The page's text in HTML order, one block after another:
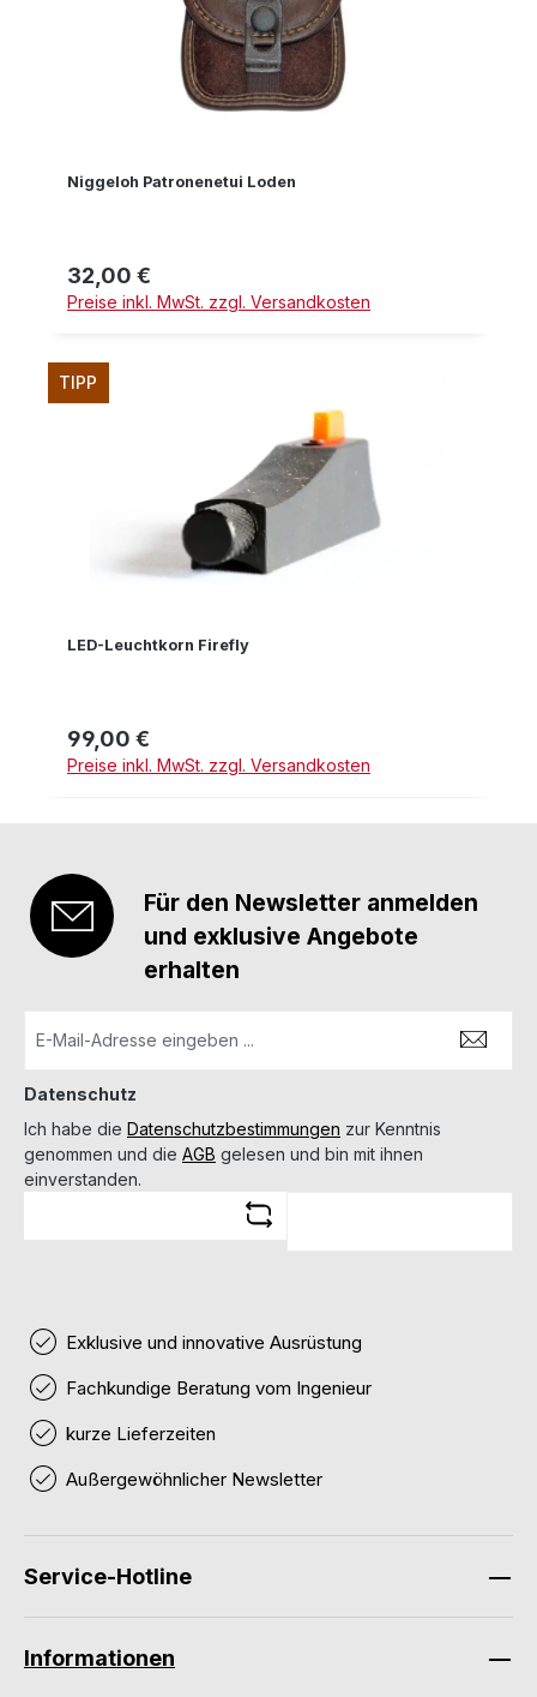
Niggeloh Patronenetui Loden
Regulärer Preis:
32,00 €
Preise inkl. MwSt. zzgl. Versandkosten
TIPP
LED-Leuchtkorn Firefly
Regulärer Preis:
99,00 €
Preise inkl. MwSt. zzgl. Versandkosten
Für den Newsletter anmelden
und exklusive Angebote
erhalten
Datenschutz
Ich habe die Datenschutzbestimmungen zur Kenntnis
genommen und die AGB gelesen und bin mit ihnen
einverstanden.
Exklusive und innovative Ausrüstung
Fachkundige Beratung vom Ingenieur
kurze Lieferzeiten
Außergewöhnlicher Newsletter
Service-Hotline
Informationen